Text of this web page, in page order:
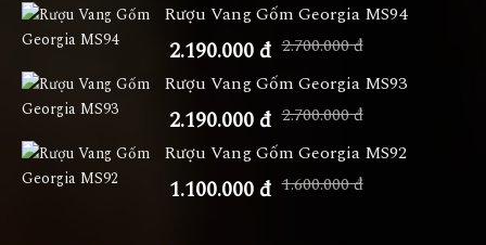
Rượu Vang Gốm Georgia MS94
2.190.000 đ 2.700.000 đ
Rượu Vang Gốm Georgia MS93
2.190.000 đ 2.700.000 đ
Rượu Vang Gốm Georgia MS92
1.100.000 đ 1.600.000 đ